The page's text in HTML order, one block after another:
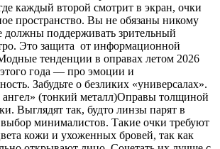
каждый второй смотрит в экран, очки
пространство. Вы не обязаны никому
должны поддерживать зрительный
Это защита от информационной
тенденции в оправах летом 2026
года — про эмоции и
Забудьте о безликих «универсалах».
ангел» (тонкий металл)Оправы толщиной
Выглядят так, будто линзы парят в
минималистов. Такие очки требуют
кожи и ухоженных бровей, так как